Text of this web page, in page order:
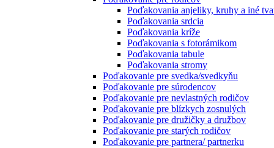
Poďakovania anjeliky, kruhy a iné
Poďakovania srdcia
Poďakovania kríže
Poďakovania s fotorámikom
Poďakovania tabule
Poďakovania stromy
Poďakovanie pre svedka/svedkyňu
Poďakovanie pre súrodencov
Poďakovanie pre nevlastných rodičov
Poďakovanie pre blízkych zosnulých
Poďakovanie pre družičky a družbov
Poďakovanie pre starých rodičov
Poďakovanie pre partnera/ partnerku